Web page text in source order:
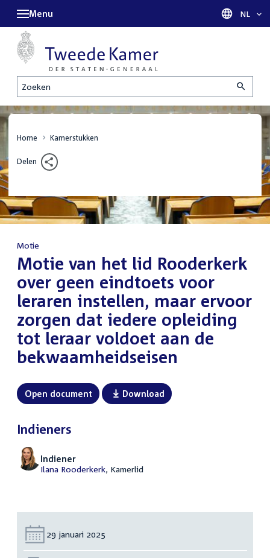
Zoeken
Menu Taal
NL
Home Kamerstukken
Delen
Motie
:Motie van het lid Rooderkerk
over geen eindtoets voor
leraren instellen, maar ervoor
zorgen dat iedere opleiding
tot leraar voldoet aan de
bekwaamheidseisen
Open document Download
Indieners
Indiener
Ilana Rooderkerk, Kamerlid
Datum:
29 januari 2025